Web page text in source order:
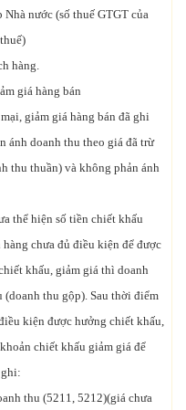
nước (số thuế GTGT của
giá hàng bán
giảm giá hàng bán đã ghi
ánh doanh thu theo giá đã trừ
thu thuần) và không phản ánh
thể hiện số tiền chiết khấu
chưa đủ điều kiện để được
khấu, giảm giá thì doanh
thu gộp). Sau thời điểm
kiện được hưởng chiết khấu,
chiết khấu giảm giá để
thu (5211, 5212)(giá chưa